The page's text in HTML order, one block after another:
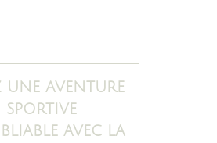
UNE AVENTURE
SPORTIVE
AVEC LA